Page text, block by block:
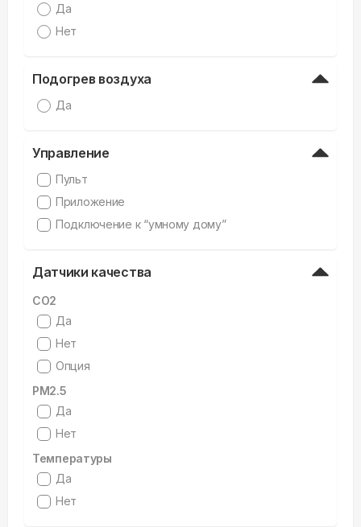
Да
Нет
Подогрев воздуха
Да
Управление
Пульт
Приложение
Подключение к “умному дому”
Датчики качества
CO2
Да
Нет
Опция
PM2.5
Да
Нет
Температуры
Да
Нет